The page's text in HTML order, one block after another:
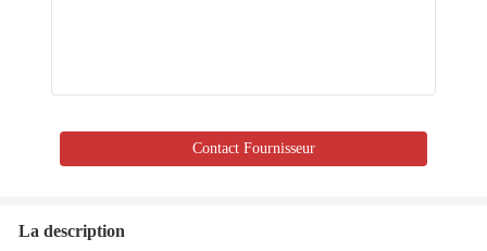
Contact Fournisseur
La description